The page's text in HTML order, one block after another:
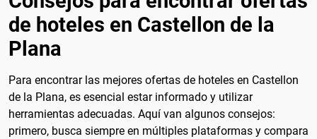
de hoteles en Castellon de la
Plana
Para encontrar las mejores ofertas de hoteles en Castellon
de la Plana, es esencial estar informado y utilizar
herramientas adecuadas. Aquí van algunos consejos:
primero, busca siempre en múltiples plataformas y compara